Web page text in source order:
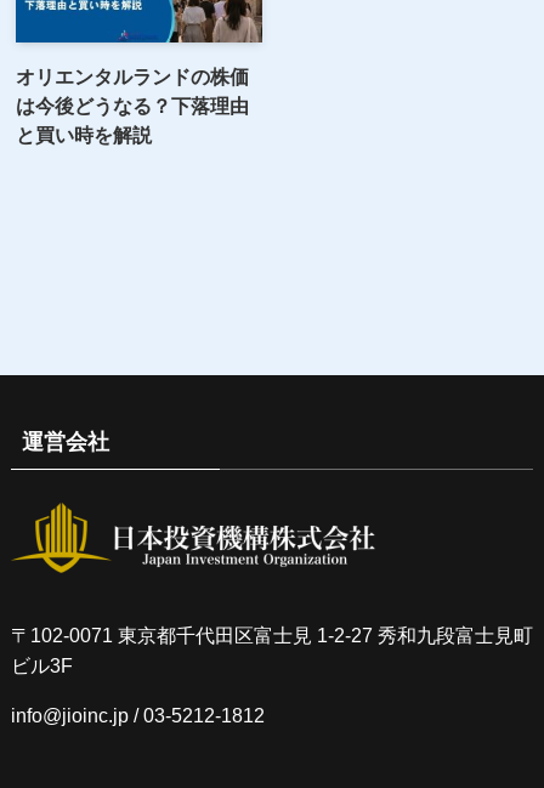
オリエンタルランドの株価
は今後どうなる？下落理由
と買い時を解説
運営会社
〒102-0071 東京都千代田区富士見 1-2-27 秀和九段富士見町
ビル3F
info@jioinc.jp/ 03-5212-1812